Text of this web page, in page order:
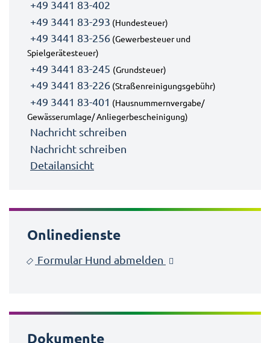
+49 3441 83-402
+49 3441 83-293 (Hundesteuer)
+49 3441 83-256 (Gewerbesteuer und
Spielgerätesteuer)
+49 3441 83-245 (Grundsteuer)
+49 3441 83-226 (Straßenreinigungsgebühr)
+49 3441 83-401 (Hausnummernvergabe/
Gewässerumlage/ Anliegerbescheinigung)
Nachricht schreiben
Nachricht schreiben
Detailansicht
Onlinedienste
Formular Hund abmelden
Dokumente